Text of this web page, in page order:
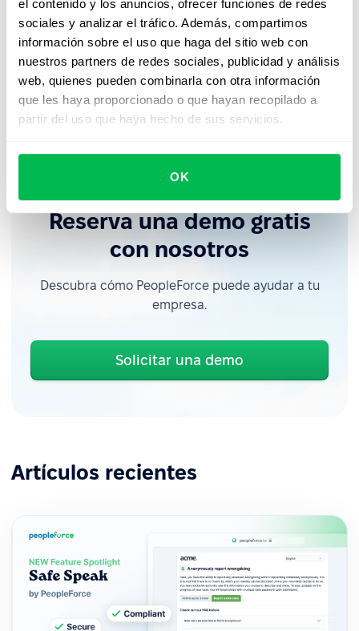
el contenido y los anuncios, ofrecer funciones de redes
sociales y analizar el tráfico. Además, compartimos
información sobre el uso que haga del sitio web con
nuestros partners de redes sociales, publicidad y análisis
web, quienes pueden combinarla con otra información
que les haya proporcionado o que hayan recopilado a
partir del uso que haya hecho de sus servicios.
OK
haciendo tu experiencia con PeopleForce más rápida,
intuitiva y sin interrupciones. Aunque los cambios en la
barra de búsqueda ya están disponibles, la nueva barra
lateral se lanzará a principios de enero—¡mantente
atento! Mientras tanto, animamos tu retroalimentación
mientras implementamos estos cambios. No dudes en
contactar a tu gestor de soporte.
Reserva una demo gratis
con nosotros
Descubra cómo PeopleForce puede ayudar a tu
empresa.
Solicitar una demo
Artículos recientes